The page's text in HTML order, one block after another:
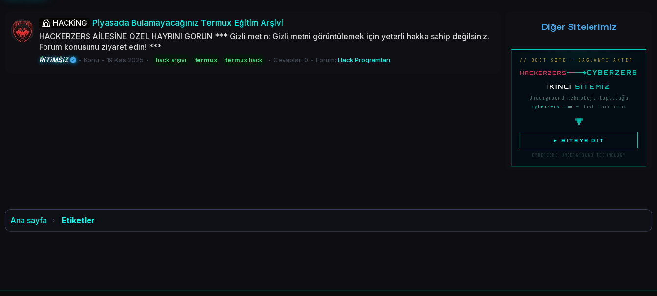
HACKİNG
Pi̇yasada Bulamayacağınız Termux Eği̇ti̇m Arşi̇vi̇
HACKERZERS AİLESİNE ÖZEL HAYRINI GÖRÜN *** Gizli metin: Gizli metni görüntülemek için yeterli hakka sahip değilsiniz.
Forum konusunu ziyaret edin! ***
RiTiMSiZ Konu 19 Kas 2025 hack arşivi termux termuxhack Cevaplar: 0 Forum:Hack Programları
Diğer Sitelerimiz
// DOST SİTE — BAĞLANTI AKTİF
HACKERZERS CYBERZERS
İKINCI SITEMIZ
Underground teknoloji topluluğu
cyberzers.com — dost forumumuz
► SITEYE GIT
CYBERZERS UNDERGROUND TECHNOLOGY
Ana sayfa Etiketler